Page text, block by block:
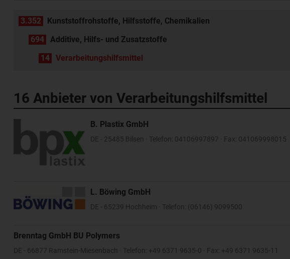
3.352
Kunststoffrohstoffe, Hilfsstoffe, Chemikalien
694
Additive, Hilfs- und Zusatzstoffe
14
Verarbeitungshilfsmittel
16 Anbieter von Verarbeitungshilfsmittel
B. Plastix GmbH
DE - 25485 Bilsen · Telefon: 04106997897 · Fax: 041069998015
L. Böwing GmbH
DE - 65239 Hochheim · Telefon: (06146) 9099500
Brenntag GmbH BU Polymers
DE - 66877 Ramstein-Miesenbach · Telefon: +49 6371 9635-0 · Fax: +49 6371 9635-11